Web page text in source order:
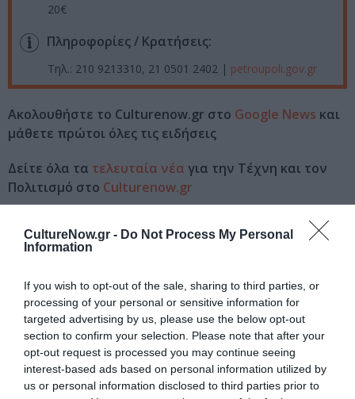
CultureNow.gr - Do Not Process My Personal
Information
If you wish to opt-out of the sale, sharing to third parties, or
processing of your personal or sensitive information for
targeted advertising by us, please use the below opt-out
section to confirm your selection. Please note that after your
opt-out request is processed you may continue seeing
interest-based ads based on personal information utilized by
us or personal information disclosed to third parties prior to
20€
Πληροφορίες / Κρατήσεις:
Τηλ.: 210 9213310, 21 0501 2402 | petroupoli.gov.gr
Ακολουθήστε το Culturenow.gr στο Google News και
μάθετε πρώτοι όλες τις ειδήσεις
Δείτε όλα τα τελευταία νέα για την Τέχνη και τον
Πολιτισμό στο Culturenow.gr
Νέοι Διαγωνισμοί❯
ΓΙΑΝΝΗΣ ΠΑΡΙΟΣ
ΕΝΤΕΧΝΟ - ΛΑΪΚΟ - ΠΑΡΑΔΟΣΙΑΚΗ
ΚΑΛΟΚΑΙΡΙΝΕΣ ΣΥΝΑΥΛΙΕΣ
ΣΥΝΑΥΛΙΕΣ 2023
Newsletter
Κάθε βδομάδα στο e-mail σας τα τελευταία νέα για